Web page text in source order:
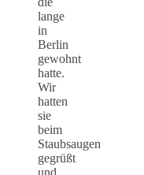
lange
in
Berlin
gewohnt
hatte.
Wir
hatten
sie
beim
Staubsaugen
gegrüßt